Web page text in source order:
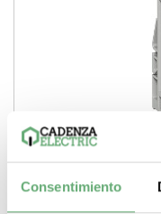
Consentimiento